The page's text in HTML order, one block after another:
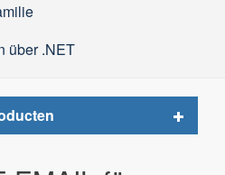
über .NET
Toggle